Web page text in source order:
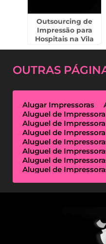
Outsourcing de
Impressão para
Hospitais na Vila
Buarque
OUTRAS
Alugar Impressoras
Aluguel de Impressora
Aluguel de
Aluguel de
Aluguel de
Aluguel de
Aluguel de
Aluguel de
Empresas de
Impressoras